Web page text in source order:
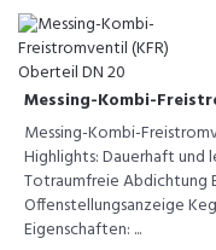
Messing-Kombi-
Messing-Kombi-
Highlights: Dauerhaft
Totraumfreie Abdichtung
Offenstellungsanzeige
Eigenschaften: ...